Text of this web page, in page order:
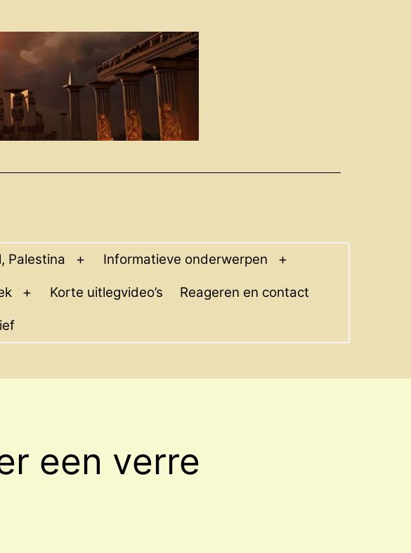
Palestina
Open
menu
Informatieve onderwerpen
Open
menu
Open
Korte uitlegvideo’s Reageren en contact
een verre